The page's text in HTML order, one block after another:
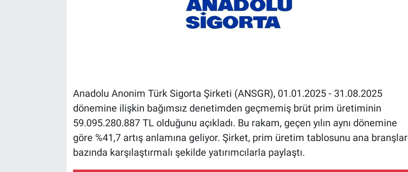
Anadolu Anonim Türk Sigorta Şirketi (ANSGR), 01.01.2025 - 31.08.2025
dönemine ilişkin bağımsız denetimden geçmemiş brüt prim üretiminin
59.095.280.887 TL olduğunu açıkladı. Bu rakam, geçen yılın aynı dönemine
göre %41,7 artış anlamına geliyor. Şirket, prim üretim tablosunu ana branşlar
bazında karşılaştırmalı şekilde yatırımcılarla paylaştı.